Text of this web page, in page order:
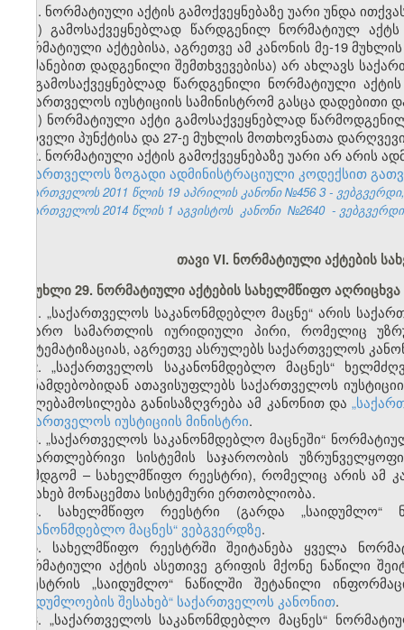
1. ნორმატიული აქტის გამოქვეყნებაზე უარი უნდა
ა) გამოსაქვეყნებლად წარდგენილ ნორმატიულ
ნორმატიული აქტებისა, აგრეთვე ამ კანონის მე-19
ბრძანებით დადგენილი შემთხვევებისა) არ ახლავს
ან გამოსაქვეყნებლად წარდგენილი ნორმატიული
საქართველოს იუსტიციის სამინისტრომ გასცა დადებითი
ბ) ნორმატიული აქტი გამოსაქვეყნებლად
პირველი პუნქტისა და 27-ე მუხლის მოთხოვნათა
2. ნორმატიული აქტის გამოქვეყნებაზე უარი არ არის
საქართველოს ზოგადი ადმინისტრაციული კოდექსით
საქართველოს 2011 წლის 19 აპრილის კანონი №456 3 -
საქართველოს 2014 წლის 1 აგვისტოს კანონი №2640 -
თავი VI. ნორმატიული აქტების
მუხლი 29. ნორმატიული აქტების სახელმწიფო აღრიცხვა
1. „საქართველოს საკანონმდებლო მაცნე“ არის
საჯარო სამართლის იურიდიული პირი, რომელიც
სისტემატიზაციას, აგრეთვე ასრულებს საქართველოს
2. „საქართველოს საკანონმდებლო მაცნეს“
თანამდებობიდან ათავისუფლებს საქართველოს
უფლებამოსილება განისაზღვრება ამ კანონით და
საქართველოს იუსტიციის მინისტრი.
3. „საქართველოს საკანონმდებლო მაცნეში“
სამართლებრივი სისტემის საჯაროობის
(შემდგომ – სახელმწიფო რეესტრი), რომელიც არის ამ
შესახებ მონაცემთა სისტემური ერთობლიობა.
4. სახელმწიფო რეესტრი (გარდა
საკანონმდებლო მაცნეს“ ვებგვერდზე.
5. სახელმწიფო რეესტრში შეიტანება ყველა
ნორმატიული აქტის ასეთივე გრიფის მქონე ნაწილი
რეესტრის „საიდუმლო“ ნაწილში შეტანილი
საიდუმლოების შესახებ“ საქართველოს კანონით.
6. „საქართველოს საკანონმდებლო მაცნეს“